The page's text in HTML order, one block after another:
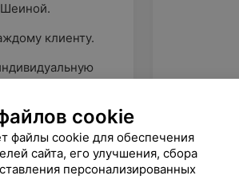
клиенту.
cookie
файлы cookie для обеспечения
сайта, его улучшения, сбора
персонализированных